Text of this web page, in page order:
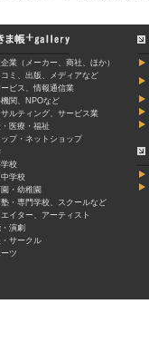
業（メーカー、商社、ほか）
コミ、出版、メディアなど
ービス、情報通信業
関、NPOなど
サルティング、サービス業
医療・福祉
ップ・ネットショップ
校
学校
・幼稚園
・専門学校、スクールなど
エイター、アーティスト
演劇
サークル
ツ